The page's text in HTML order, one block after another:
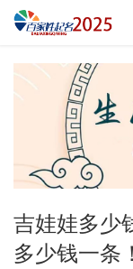
吉娃娃多少
多少钱一条！